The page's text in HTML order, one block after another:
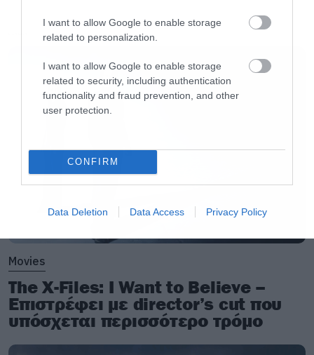
I want to allow Google to enable storage
related to personalization.
I want to allow Google to enable storage
related to security, including authentication
functionality and fraud prevention, and other
user protection.
CONFIRM
Data Deletion Data Access Privacy Policy
Movies
The X-Files: I Want to Believe –
Επιστρέφει με director’s cut που
υπόσχεται περισσότερο τρόμο